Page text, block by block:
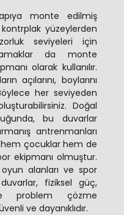
monte edilmiş
yüzeylerden
seviyeleri için
da monte
olarak kullanılır.
açılarını, boylarını
her seviyeden
Doğal
bu duvarlar
antrenmanları
hem çocuklar hem de
ekipmanı olmuştur.
alanları ve spor
fiziksel güç,
problem çözme
ve dayanıklıdır.